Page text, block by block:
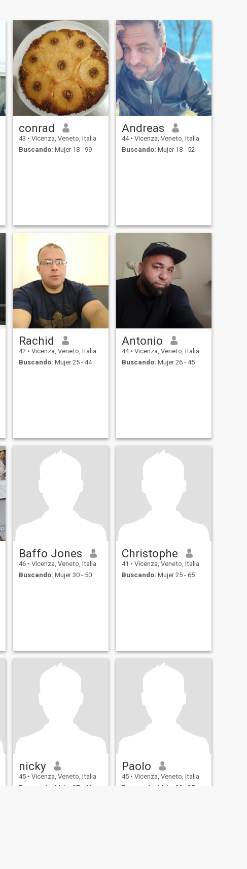
conrad
43 • Vicenza, Veneto, Italia
Buscando: Mujer 18 - 99
Andreas
44 • Vicenza, Veneto, Italia
Buscando: Mujer 18 - 52
Rachid
42 • Vicenza, Veneto, Italia
Buscando: Mujer 25 - 44
Antonio
44 • Vicenza, Veneto, Italia
Buscando: Mujer 26 - 45
Baffo Jones
46 • Vicenza, Veneto, Italia
Buscando: Mujer 30 - 50
Christophe
41 • Vicenza, Veneto, Italia
Buscando: Mujer 25 - 65
nicky
45 • Vicenza, Veneto, Italia
Buscando:
Mujer 27 - 46
Paolo
45 • Vicenza, Veneto, Italia
Buscando:
Mujer 23 - 35